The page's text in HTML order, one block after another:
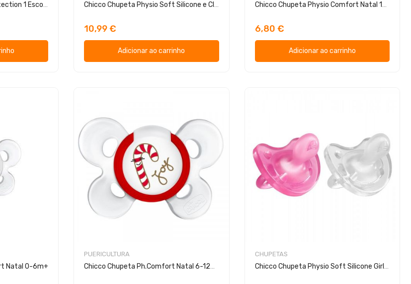
Parodontax Complete Protection 1 Escova Chicco Chupeta Physio Soft Silicone e Clip 16-36m
10,99 €
Adicionar ao carrinho
Chicco Chupeta Physio Comfort Natal 12m+
6,80 €
Adicionar ao carrinho
Natal 0-6m+
PUERICULTURA
Chicco Chupeta Ph.Comfort Natal 6-12m+
CHUPETAS
Chicco Chupeta Physio Soft Silicone Girl 2 Unidades